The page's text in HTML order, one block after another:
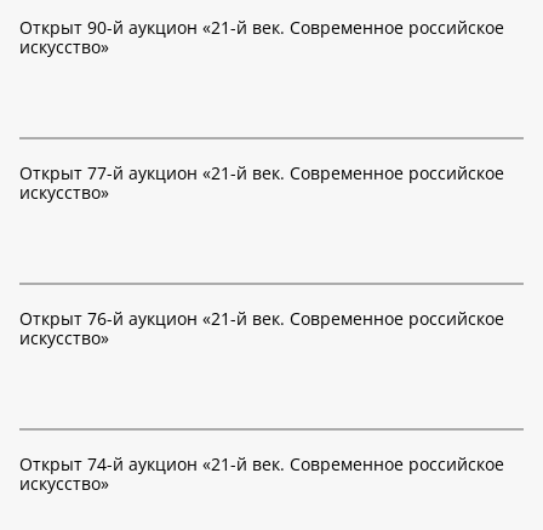
Открыт 90-й аукцион «21-й век. Современное российское
искусство»
Открыт 77-й аукцион «21-й век. Современное российское
искусство»
Открыт 76-й аукцион «21-й век. Современное российское
искусство»
Открыт 74-й аукцион «21-й век. Современное российское
искусство»